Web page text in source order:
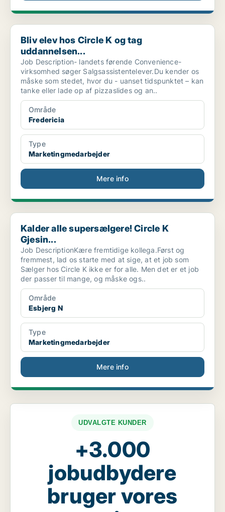
Bliv elev hos Circle K og tag uddannelsen...
Bliv elev hos Circle K og tag
uddannelsen...
Job Description- landets førende Convenience-
virksomhed søger Salgsassistentelever.Du kender os
måske som stedet, hvor du - uanset tidspunktet – kan
tanke eller lade op af pizzaslides og an..
Område
Fredericia
Type
Marketingmedarbejder
Mere info
Kalder alle supersælgere! Circle K Gjesin...
Kalder alle supersælgere! Circle K
Gjesin...
Job DescriptionKære fremtidige kollega.Først og
fremmest, lad os starte med at sige, at et job som
Sælger hos Circle K ikke er for alle. Men det er et job
der passer til mange, og måske ogs..
Område
Esbjerg N
Type
Marketingmedarbejder
Mere info
UDVALGTE KUNDER
+3.000
jobudbydere
bruger vores